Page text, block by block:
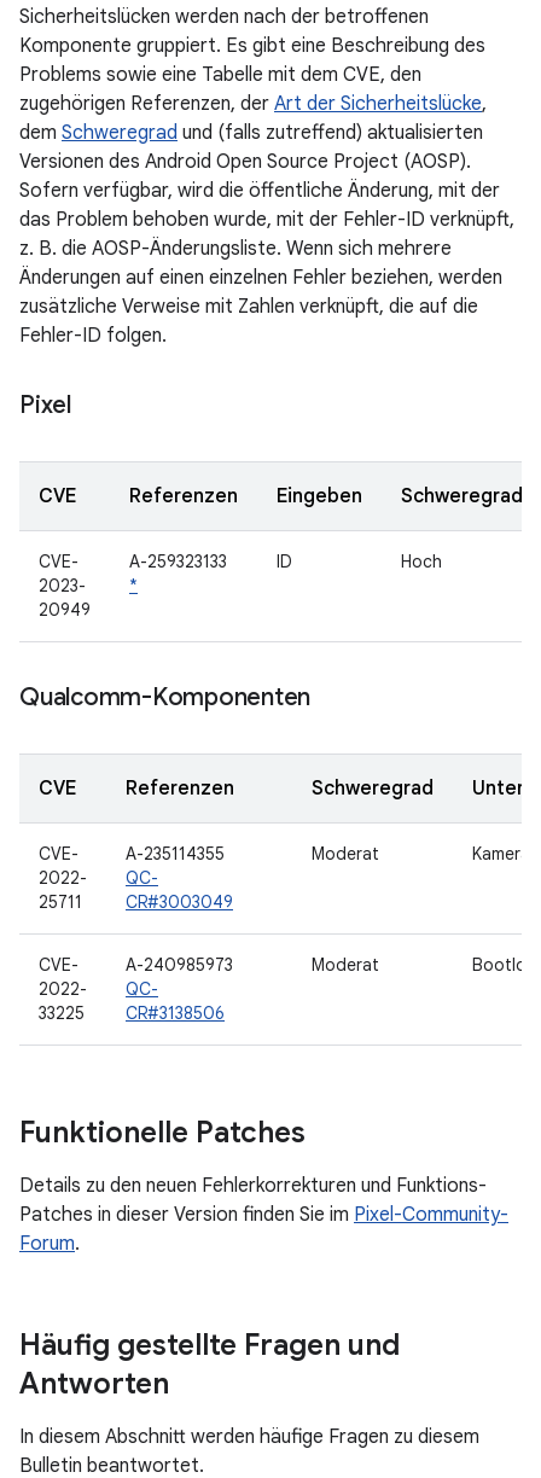
Sicherheitslücken werden nach der betroffenen
Komponente gruppiert. Es gibt eine Beschreibung des
Problems sowie eine Tabelle mit dem CVE, den
zugehörigen Referenzen, der Art der Sicherheitslücke,
dem Schweregrad und (falls zutreffend) aktualisierten
Versionen des Android Open Source Project (AOSP).
Sofern verfügbar, wird die öffentliche Änderung, mit der
das Problem behoben wurde, mit der Fehler-ID verknüpft,
z. B. die AOSP-Änderungsliste. Wenn sich mehrere
Änderungen auf einen einzelnen Fehler beziehen, werden
zusätzliche Verweise mit Zahlen verknüpft, die auf die
Fehler-ID folgen.
Pixel
CVE Referenzen Eingeben Schweregrad
CVE-
2023-
20949
A-259323133
*
ID Hoch
Qualcomm-Komponenten
CVE Referenzen Schweregrad
CVE-
2022-
25711
A-235114355
QC-
CR#3003049
Moderat Kamera
CVE-
2022-
33225
A-240985973
QC-
CR#3138506
Moderat
Funktionelle Patches
Details zu den neuen Fehlerkorrekturen und Funktions-
Patches in dieser Version finden Sie im Pixel-Community-
Forum.
Häufig gestellte Fragen und
Antworten
In diesem Abschnitt werden häufige Fragen zu diesem
Bulletin beantwortet.